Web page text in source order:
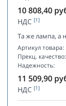
10 808,40
НДС [1]
Та же лампа, а
Артикул товара:
Прекц. качество:
Надежность:
11 509,90
НДС [1]